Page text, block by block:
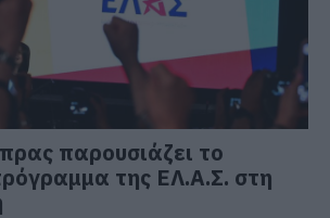
παρουσιάζει το
της ΕΛ.Α.Σ. στη